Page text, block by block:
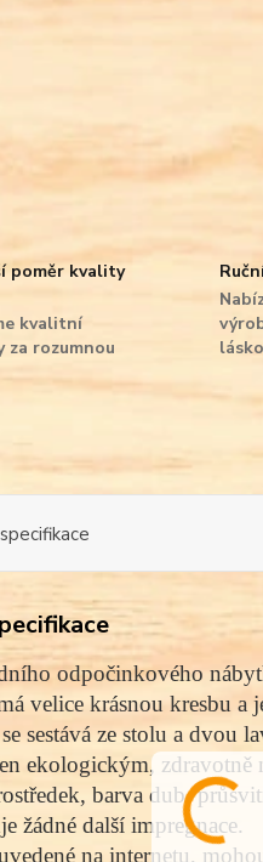
poměr kvality
kvalitní
za rozumnou
odpočinkového
velice krásnou kresbu a
sestává ze stolu a dvou
ekologickým, zdravotně
barva dub,
žádné další impregnace.
na internetu,